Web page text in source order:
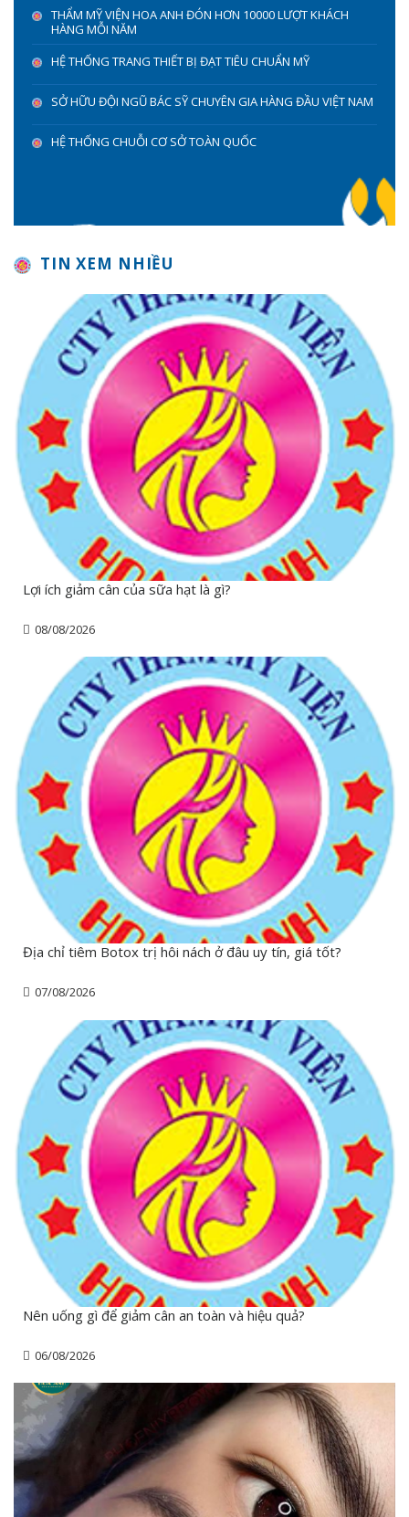
THẨM MỸ VIỆN HOA ANH ĐÓN HƠN 10000 LƯỢT KHÁCH
HÀNG MỖI NĂM
HỆ THỐNG TRANG THIẾT BỊ ĐẠT TIÊU CHUẨN MỸ
SỞ HỮU ĐỘI NGŨ BÁC SỸ CHUYÊN GIA HÀNG ĐẦU VIỆT NAM
HỆ THỐNG CHUỖI CƠ SỞ TOÀN QUỐC
TIN XEM NHIỀU
Lợi ích giảm cân của sữa hạt là gì?
08/08/2026
Địa chỉ tiêm Botox trị hôi nách ở đâu uy tín, giá tốt?
07/08/2026
Nên uống gì để giảm cân an toàn và hiệu quả?
06/08/2026